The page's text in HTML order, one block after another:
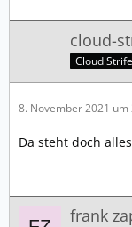
cloud-
Cloud
8. November 2021 um
Da steht doch
frank